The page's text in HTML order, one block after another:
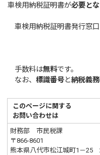
車検用納税証明書が必要と
車検用納税証明書発行窓
２階
各支所 地
日奈久
手数料は無料です。
なお、標識番号と納税義
このページに関する
お問い合わせは
財務部 市民税課
〒866-8601
熊本県八代市松江城町1－25